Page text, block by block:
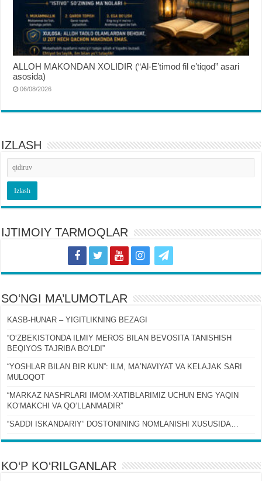
ALLOH MAKONDAN XOLIDIR (“Al-Eʼtimod fil eʼtiqod” asari
asosida)
06/08/2026
IZLASH
IJTIMOIY TARMOQLAR
SOʻNGI MA’LUMOTLAR
KASB-HUNAR – YIGITLIKNING BEZAGI
“OʻZBEKISTONDA ILMIY MEROS BILAN BEVOSITA TANISHISH
BEQIYOS TAJRIBA BOʻLDI”
“YOSHLAR BILAN BIR KUN”: ILM, MAʼNAVIYAT VA KELAJAK SARI
MULOQOT
“MARKAZ NASHRLARI IMOM-XATIBLARIMIZ UCHUN ENG YAQIN
KOʻMAKCHI VA QOʻLLANMADIR”
“SADDI ISKANDARIY” DOSTONINING NOMLANISHI XUSUSIDA…
KO‘P KO‘RILGANLAR